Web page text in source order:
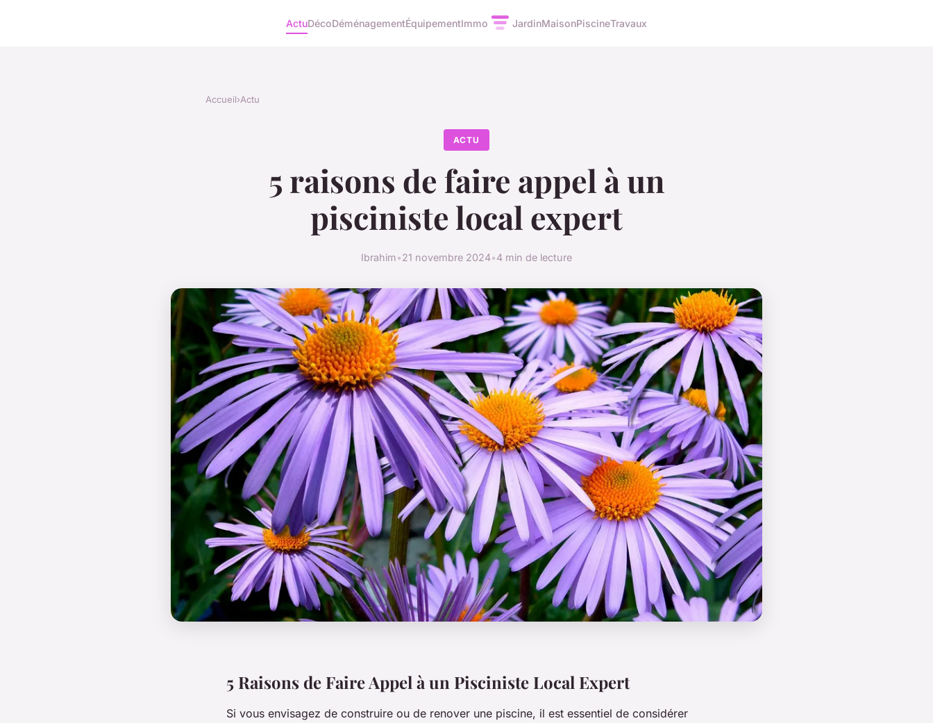
ActuDécoDéménagementÉquipementImmo JardinMaisonPiscineTravaux
Accueil›Actu
ACTU
5 raisons de faire appel à un
pisciniste local expert
Ibrahim•21 novembre 2024•4 min de lecture
5 Raisons de Faire Appel à un Pisciniste Local Expert
Si vous envisagez de construire ou de renover une piscine, il est essentiel de considérer